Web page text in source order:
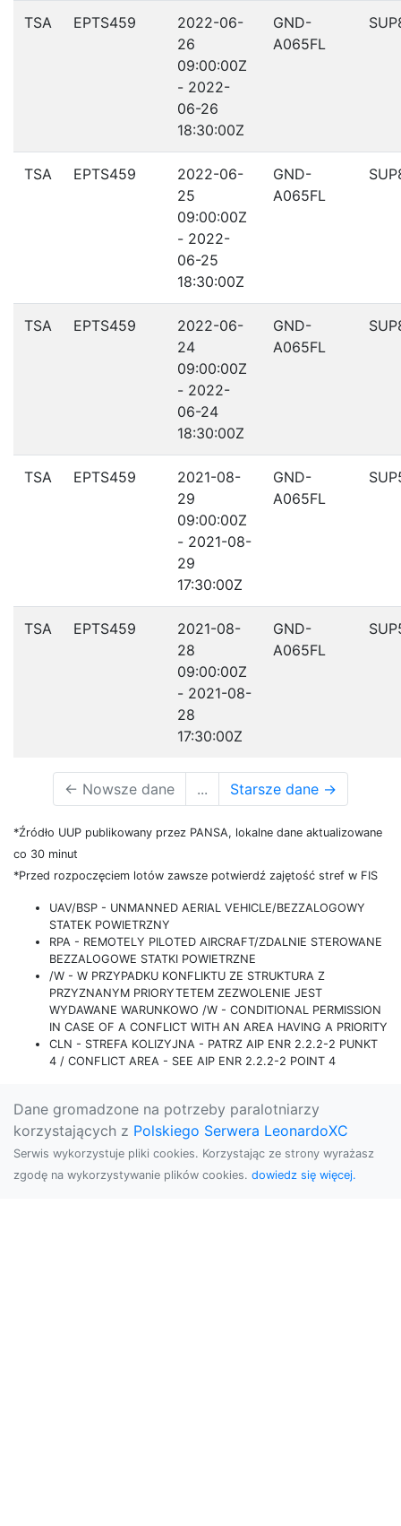
TSA EPTS459
2022-06-
26
09:00:00Z
- 2022-
06-26
18:30:00Z
GND-
A065FL
TSA EPTS459
2022-06-
25
09:00:00Z
- 2022-
06-25
18:30:00Z
GND-
A065FL
TSA EPTS459
2022-06-
24
09:00:00Z
- 2022-
06-24
18:30:00Z
GND-
A065FL
TSA EPTS459
2021-08-
29
09:00:00Z
- 2021-08-
29
17:30:00Z
GND-
A065FL
TSA EPTS459
2021-08-
28
09:00:00Z
- 2021-08-
28
17:30:00Z
GND-
A065FL
← Nowsze dane ... Starsze dane →
*Źródło UUP publikowany przez PANSA, lokalne dane aktualizowane
co 30 minut
*Przed rozpoczęciem lotów zawsze potwierdź zajętość stref w FIS
UAV/BSP - UNMANNED AERIAL VEHICLE/BEZZALOGOWY
STATEK POWIETRZNY
RPA - REMOTELY PILOTED AIRCRAFT/ZDALNIE STEROWANE
BEZZALOGOWE STATKI POWIETRZNE
/W - W PRZYPADKU KONFLIKTU ZE STRUKTURA Z
PRZYZNANYM PRIORYTETEM ZEZWOLENIE JEST
WYDAWANE WARUNKOWO /W - CONDITIONAL PERMISSION
IN CASE OF A CONFLICT WITH AN AREA HAVING A PRIORITY
CLN - STREFA KOLIZYJNA - PATRZ AIP ENR 2.2.2-2 PUNKT
4 / CONFLICT AREA - SEE AIP ENR 2.2.2-2 POINT 4
Dane gromadzone na potrzeby paralotniarzy
korzystających z Polskiego Serwera LeonardoXC
Serwis wykorzystuje pliki cookies. Korzystając ze strony wyrażasz
zgodę na wykorzystywanie plików cookies. dowiedz się więcej.